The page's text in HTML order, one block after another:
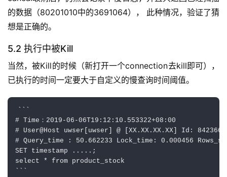
的数据（80201010中的3691064）， 此种情况，验证了猜
想是正确的。
5.2 执行中被Kill
当然，被Kill的时候（新打开一个connection去kill即可），
已执行的时间一定要大于自定义的慢查询时间阈值。
# Time：2019-06-06T19:12:10.553322+08:00
# User@Host uwser[uwser] @ [XX.XX.XX.XX] Id: 842366
# Query_time : 50.662233 Lock_time: 0.000456
SET timestamp .....;
select * from product_stock